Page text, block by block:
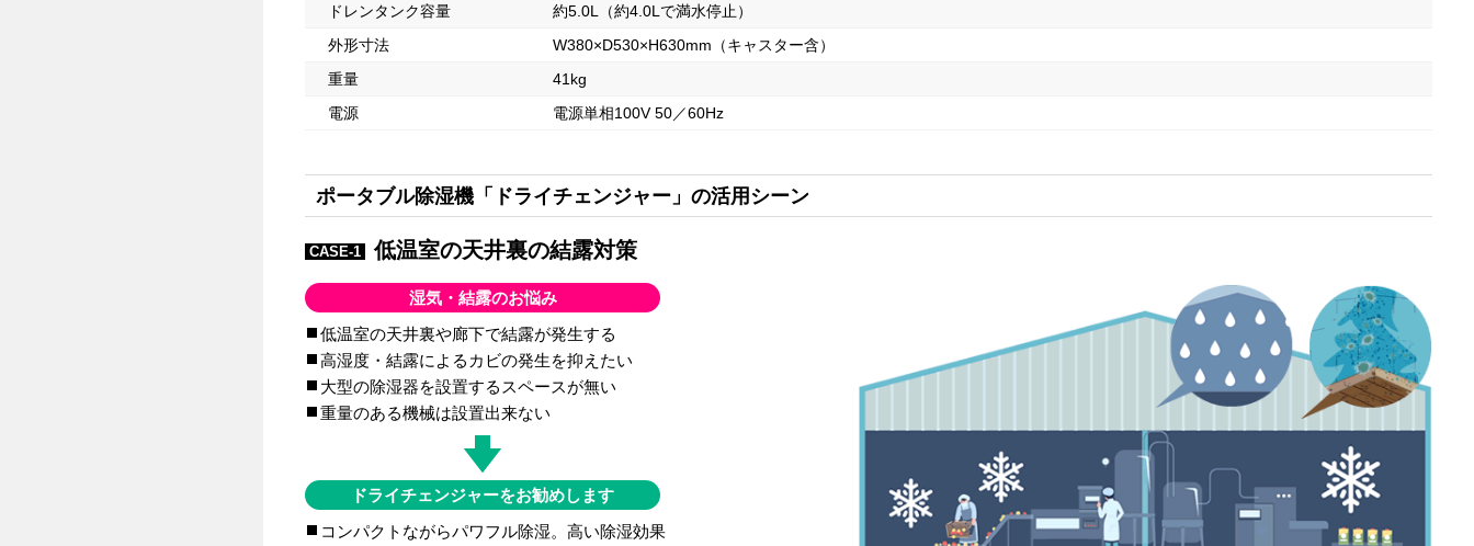
ドレンタンク容量
約5.0L（約4.0Lで満水停止）
外形寸法
W380×D530×H630mm（キャスター含）
重量
41kg
電源
電源単相100V 50／60Hz
ポータブル除湿機「ドライチェンジャー」の活用シーン
CASE-1 低温室の天井裏の結露対策
湿気・結露のお悩み
低温室の天井裏や廊下で結露が発生する
高湿度・結露によるカビの発生を抑えたい
大型の除湿器を設置するスペースが無い
重量のある機械は設置出来ない
ドライチェンジャーをお勧めします
コンパクトながらパワフル除湿。高い除湿効果